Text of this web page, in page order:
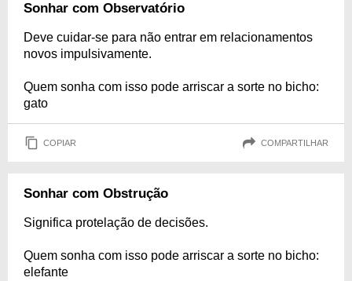
Sonhar com Observatório
Deve cuidar-se para não entrar em relacionamentos
novos impulsivamente.
Quem sonha com isso pode arriscar a sorte no bicho:
gato
COPIAR COMPARTILHAR
Sonhar com Obstrução
Significa protelação de decisões.
Quem sonha com isso pode arriscar a sorte no bicho:
elefante